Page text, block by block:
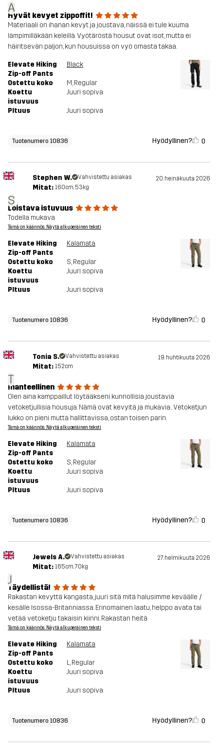
A
Hyvät kevyet zippoffit!
Materiaali on ihanan kevyt ja joustava, näissä ei tule kuuma
lämpimilläkään keleillä. Vyötäröstä housut ovat isot, mutta ei
häiritsevän paljon, kun housuissa on vyö omasta takaa.
Elevate Hiking
Zip-off Pants
Black
Ostettu koko M, Regular
Koettu
istuvuus
Juuri sopiva
PItuus Juuri sopiva
Tuotenumero 10836 Hyödyllinen? 0
S
Stephen W. Vahvistettu asiakas 20. heinäkuuta 2026
Mitat: 160cm, 53kg
Loistava istuvuus
Todella mukava
Tämä on käännös. Näytä alkuperäinen teksti
Elevate Hiking
Zip-off Pants
Kalamata
Ostettu koko S, Regular
Koettu
istuvuus
Juuri sopiva
PItuus Juuri sopiva
Tuotenumero 10836 Hyödyllinen? 0
T
Tonia S. Vahvistettu asiakas 19. huhtikuuta 2026
Mitat: 152cm
Ihanteellinen
Olen aina kamppaillut löytääkseni kunnollisia joustavia
vetoketjullisia housuja. Nämä ovat kevyitä ja mukavia.. Vetoketjun
lukko on pieni mutta hallittavissa, ostan toisen parin.
Tämä on käännös. Näytä alkuperäinen teksti
Elevate Hiking
Zip-off Pants
Kalamata
Ostettu koko S, Regular
Koettu
istuvuus
Juuri sopiva
PItuus Juuri sopiva
Tuotenumero 10836 Hyödyllinen? 0
J
Jewels A. Vahvistettu asiakas 27. helmikuuta 2026
Mitat: 165cm, 70kg
Täydellistä!
Rakastan kevyttä kangasta, juuri sitä mitä halusimme keväälle /
kesälle Isossa-Britanniassa. Erinomainen laatu, helppo avata tai
vetää vetoketju takaisin kiinni. Rakastan heitä
Tämä on käännös. Näytä alkuperäinen teksti
Elevate Hiking
Zip-off Pants
Kalamata
Ostettu koko L, Regular
Koettu
istuvuus
Juuri sopiva
PItuus Juuri sopiva
Tuotenumero 10836 Hyödyllinen? 0